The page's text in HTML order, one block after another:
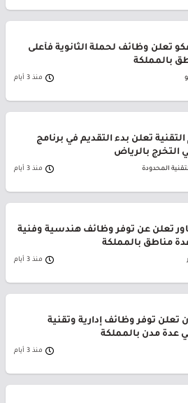
تعلن وظائف لحملة الثانوية فأعلى
بالمملكة
منذ 3 أيام
تعلن بدء التقديم في برنامج
التخرج بالرياض
المحدودة منذ 3 أيام
تعلن عن توفر وظائف هندسية وفنية
مناطق بالمملكة
منذ 3 أيام
تعلن توفر وظائف إدارية وتقنية
عدة مدن بالمملكة
منذ 3 أيام